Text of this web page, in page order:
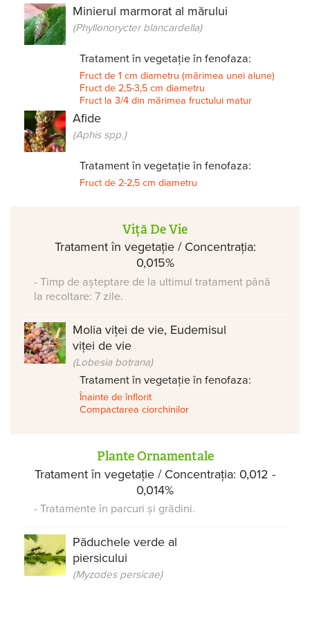
Minierul marmorat al mărului
(Phyllonorycter blancardella)
Tratament în vegetație în fenofaza:
Fruct de 1 cm diametru (mărimea unei alune)
Fruct de 2,5-3,5 cm diametru
Fruct la 3/4 din mărimea fructului matur
Afide
(Aphis spp.)
Tratament în vegetație în fenofaza:
Fruct de 2-2,5 cm diametru
Viță De Vie
Tratament în vegetație / Concentrația:
0,015%
- Timp de așteptare de la ultimul tratament până
la recoltare: 7 zile.
Molia viței de vie, Eudemisul
viței de vie
(Lobesia botrana)
Tratament în vegetație în fenofaza:
Înainte de înflorit
Compactarea ciorchinilor
Plante Ornamentale
Tratament în vegetație / Concentrația: 0,012 -
0,014%
- Tratamente în parcuri și grădini.
Păduchele verde al
piersicului
(Myzodes persicae)